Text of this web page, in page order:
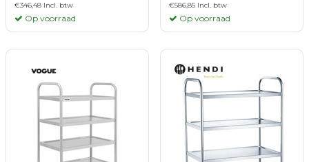
€346,48 Incl. btw
Op voorraad
€586,85 Incl. btw
Op voorraad